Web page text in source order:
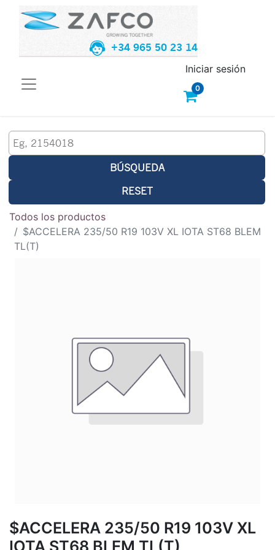
+34 965 50 23 14
0
Iniciar sesión
BÚSQUEDA
RESET
Todos los productos
$ACCELERA 235/50 R19 103V XL IOTA ST68 BLEM
TL(T)
$ACCELERA 235/50 R19 103V XL
IOTA ST68 BLEM TL(T)